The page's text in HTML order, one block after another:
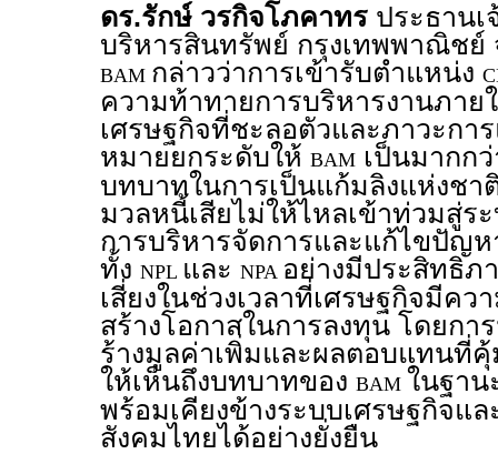
ดร.รักษ์ วรกิจโภคาทร ประธาน
บริหารสินทรัพย์ กรุงเทพพาณิชย์
BAM กล่าวว่าการเข้ารับตำแหน่ง
ความท้าทายการบริหารงานภา
เศรษฐกิจที่ชะลอตัวและภาวะกา
หมายยกระดับให้ BAM เป็นมากก
บทบาทในการเป็นแก้มลิงแห่งช
มวลหนี้เสียไม่ให้ไหลเข้าท่วมสู่ร
การบริหารจัดการและแก้ไขปัญ
ทั้ง NPL และ NPA อย่างมีประสิทธิภ
เสี่ยงในช่วงเวลาที่เศรษฐกิจมีคว
สร้างโอกาสในการลงทุน โดยก
ร้างมูลค่าเพิ่มและผลตอบแทนที่
ให้เห็นถึงบทบาทของ BAM ในฐา
พร้อมเคียงข้างระบบเศรษฐกิจแล
สังคมไทยได้อย่างยั่งยืน